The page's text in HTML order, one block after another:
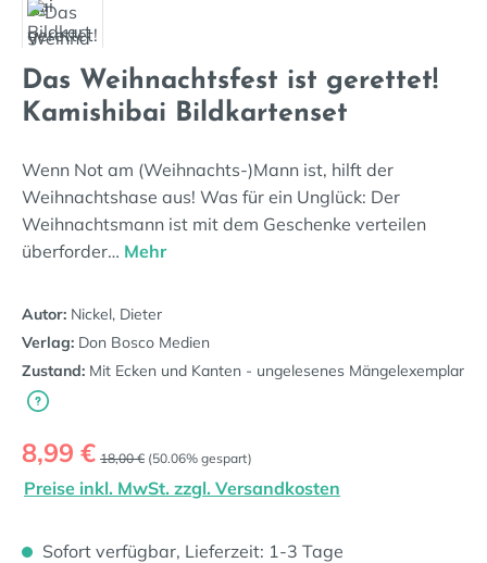
Das Weihnachtsfest ist gerettet!
Kamishibai Bildkartenset
Wenn Not am (Weihnachts-)Mann ist, hilft der
Weihnachtshase aus! Was für ein Unglück: Der
Weihnachtsmann ist mit dem Geschenke verteilen
überforder… Mehr
Autor: Nickel, Dieter
Verlag: Don Bosco Medien
Zustand: Mit Ecken und Kanten - ungelesenes Mängelexemplar
Verkaufspreis:
8,99 € Regulärer Preis:
18,00 € (50.06% gespart)
Preise inkl. MwSt. zzgl. Versandkosten
Sofort verfügbar, Lieferzeit: 1-3 Tage